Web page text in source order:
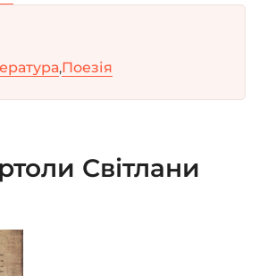
,Поезія
Світлани